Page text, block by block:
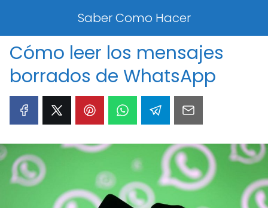
Saber Como Hacer
Cómo leer los mensajes
borrados de WhatsApp